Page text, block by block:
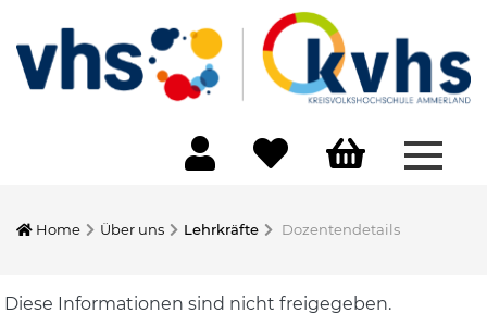
Home Über uns Lehrkräfte Dozentendetails
Diese Informationen sind nicht freigegeben.